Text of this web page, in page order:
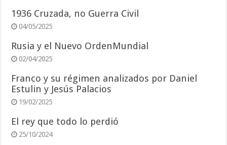
1936 Cruzada, no Guerra Civil
04/05/2025
Rusia y el Nuevo OrdenMundial
02/04/2025
Franco y su régimen analizados por Daniel
Estulin y Jesús Palacios
19/02/2025
El rey que todo lo perdió
25/10/2024